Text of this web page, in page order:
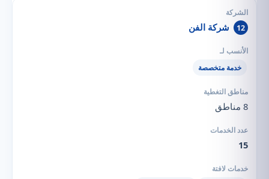
12 شركة الفن
خدمة متخصصة
8 مناطق
15